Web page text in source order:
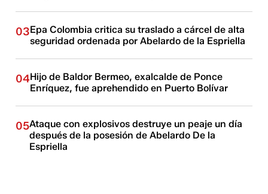
03Epa Colombia critica su traslado a cárcel de alta
seguridad ordenada por Abelardo de la Espriella
04Hijo de Baldor Bermeo, exalcalde de Ponce
Enríquez, fue aprehendido en Puerto Bolívar
05Ataque con explosivos destruye un peaje un día
después de la posesión de Abelardo De la
Espriella